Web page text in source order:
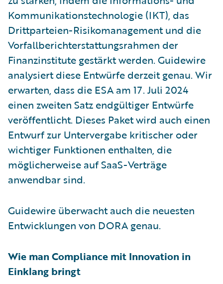
Kommunikationstechnologie (IKT), das
Drittparteien-Risikomanagement und die
Vorfallberichterstattungsrahmen der
Finanzinstitute gestärkt werden. Guidewire
analysiert diese Entwürfe derzeit genau. Wir
erwarten, dass die ESA am 17. Juli 2024
einen zweiten Satz endgültiger Entwürfe
veröffentlicht. Dieses Paket wird auch einen
Entwurf zur Untervergabe kritischer oder
wichtiger Funktionen enthalten, die
möglicherweise auf SaaS-Verträge
anwendbar sind.
Guidewire überwacht auch die neuesten
Entwicklungen von DORA genau.
Wie man Compliance mit Innovation in
Einklang bringt